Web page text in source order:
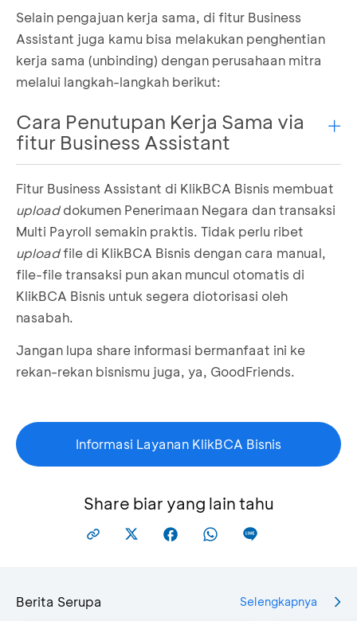
Pilih Otorisasi Transaksi
yang akan
diotorisasi
Log in KlikBCA Bisnis lalu pilih Penerimaan
Negara
Pilih Otorisasi Transaksi Bulk atau Satuan pada
menu Penerimaan Negara
otorisasi, lalu klikSetuju
Otorisasi Transaksi
Buat transaksi Multi Payroll dari
platform
perusahaan.
Log in KlikBCA Bisnis lalu pilih Multi Transaksi
PilihOtorisasi Transaksi BulkatauSatuan
menuMulti Transaksi
diotorisasi, lalu klikSetuju
Selain pengajuan kerja sama, di fitur Business
Assistant juga kamu bisa melakukan penghentian
kerja sama (unbinding) dengan perusahaan mitra
melalui langkah-langkah berikut:
Cara Penutupan Kerja Sama via
fitur Business Assistant
Masuk ke menu Business Assistant
PilihPengaturan Kerja Sama
Fitur Business Assistant di KlikBCA Bisnis membuat
uploaddokumen Penerimaan Negara dan transaksi
Multi Payroll semakin praktis. Tidak perlu ribet
uploadfile di KlikBCA Bisnis dengan cara manual,
file-file transaksi pun akan muncul otomatis di
KlikBCA Bisnis untuk segera diotorisasi oleh
nasabah.
Jangan lupa share informasi bermanfaat ini ke
rekan-rekan bisnismu juga, ya, GoodFriends.
Informasi Layanan KlikBCA Bisnis
Share biar yang lain tahu
Berita Serupa Selengkapnya